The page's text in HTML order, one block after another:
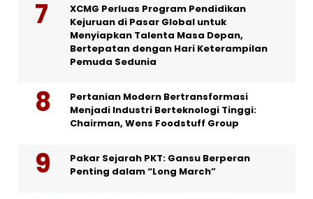
XCMG Perluas Program Pendidikan
Kejuruan di Pasar Global untuk
Menyiapkan Talenta Masa Depan,
Bertepatan dengan Hari Keterampilan
Pemuda Sedunia
Pertanian Modern Bertransformasi
Menjadi Industri Berteknologi Tinggi:
Chairman, Wens Foodstuff Group
Pakar Sejarah PKT: Gansu Berperan
Penting dalam “Long March”